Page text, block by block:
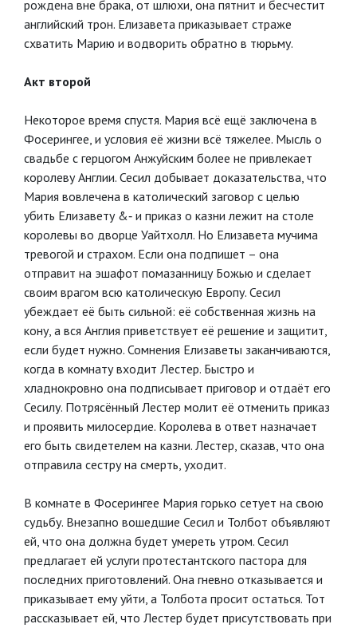
рождена вне брака, от шлюхи, она пятнит и бесчестит
английский трон. Елизавета приказывает страже
схватить Марию и водворить обратно в тюрьму.
Акт второй
Некоторое время спустя. Мария всё ещё заключена в
Фосерингее, и условия её жизни всё тяжелее. Мысль о
свадьбе с герцогом Анжуйским более не привлекает
королеву Англии. Сесил добывает доказательства, что
Мария вовлечена в католический заговор с целью
убить Елизавету &‐ и приказ о казни лежит на столе
королевы во дворце Уайтхолл. Но Елизавета мучима
тревогой и страхом. Если она подпишет – она
отправит на эшафот помазанницу Божью и сделает
своим врагом всю католическую Европу. Сесил
убеждает её быть сильной: её собственная жизнь на
кону, а вся Англия приветствует её решение и защитит,
если будет нужно. Сомнения Елизаветы заканчиваются,
когда в комнату входит Лестер. Быстро и
хладнокровно она подписывает приговор и отдаёт его
Сесилу. Потрясённый Лестер молит её отменить приказ
и проявить милосердие. Королева в ответ назначает
его быть свидетелем на казни. Лестер, сказав, что она
отправила сестру на смерть, уходит.
В комнате в Фосерингее Мария горько сетует на свою
судьбу. Внезапно вошедшие Сесил и Толбот объявляют
ей, что она должна будет умереть утром. Сесил
предлагает ей услуги протестантского пастора для
последних приготовлений. Она гневно отказывается и
приказывает ему уйти, а Толбота просит остаться. Тот
рассказывает ей, что Лестер будет присутствовать при